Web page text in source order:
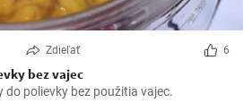
Zdieľať 6
bez vajec
do polievky bez použitia vajec.